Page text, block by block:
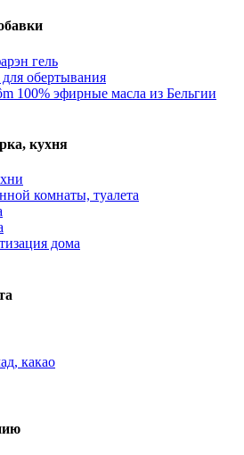
гель
обертывания
100% эфирные масла из Бельгии
кухня
комнаты, туалета
дома
какао